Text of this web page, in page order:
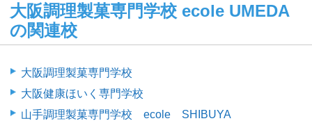
大阪調理製菓専門学校 ecole UMEDA
の関連校
大阪調理製菓専門学校
大阪健康ほいく専門学校
山手調理製菓専門学校 ecole SHIBUYA